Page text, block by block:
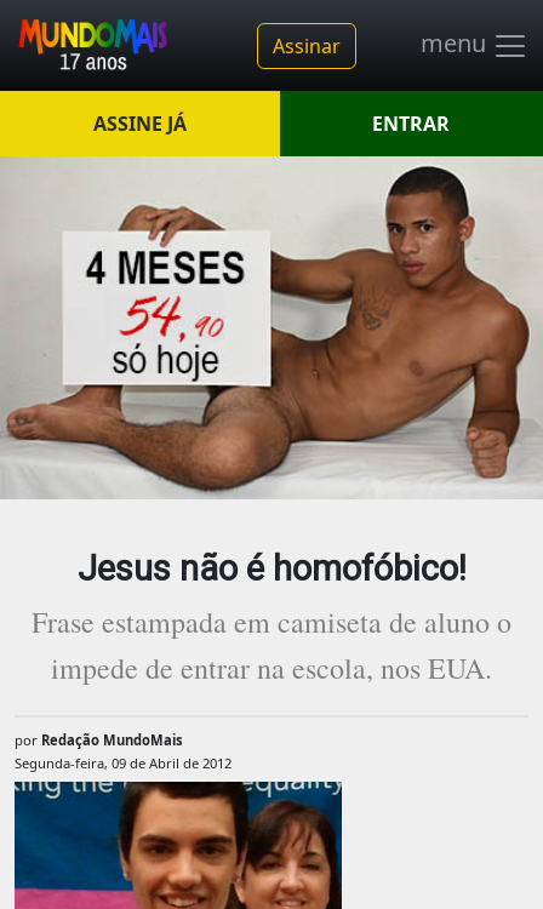
Assinar menu
ASSINE JÁ ENTRAR
Jesus não é homofóbico!
Frase estampada em camiseta de aluno o
impede de entrar na escola, nos EUA.
por Redação MundoMais
Segunda-feira, 09 de Abril de 2012